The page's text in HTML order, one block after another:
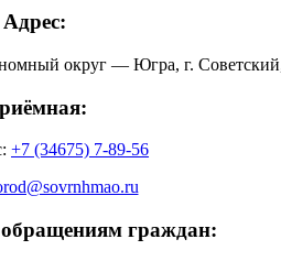
Адрес:
округ — Югра, г.
+7 (34675) 7-89-56
граждан: